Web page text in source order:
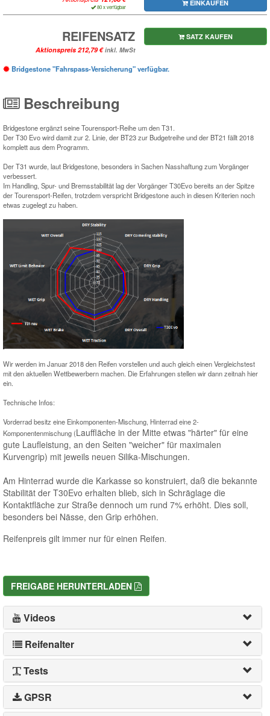
80 x verfügbar EINKAUFEN
REIFENSATZ
Aktionspreis inkl. MwSt
SATZ KAUFEN
Bridgestone "Fahrspass-Versicherung" verfügbar.
Beschreibung
Bridgestone ergänzt seine Tourensport-Reihe um den T31.
Der T30 Evo wird damit zur 2. Linie, der BT23 zur Budgetreihe und der BT21 fällt 2018
komplett aus dem Programm.
Der T31 wurde, laut Bridgestone, besonders in Sachen Nasshaftung zum Vorgänger
verbessert.
Im Handling, Spur- und Bremsstabilität lag der Vorgänger T30Evo bereits an der Spitze
der Tourensport-Reifen, trotzdem verspricht Bridgestone auch in diesen Kriterien noch
etwas zugelegt zu haben.
Wir werden im Januar 2018 den Reifen vorstellen und auch gleich einen Vergleichstest
mit den aktuellen Wettbewerbern machen. Die Erfahrungen stellen wir dann zeitnah hier
ein.
Technische Infos:
Vorderrad besitz eine Einkomponenten-Mischung, Hinterrad eine 2-
Komponentenmischung (Lauffläche in der Mitte etwas "härter" für eine
gute Laufleistung, an den Seiten "weicher" für maximalen
Kurvengrip) mit jeweils neuen Silika-Mischungen.
Am Hinterrad wurde die Karkasse so konstruiert, daß die bekannte
Stabilität der T30Evo erhalten blieb, sich in Schräglage die
Kontaktfläche zur Straße dennoch um rund 7% erhöht. Dies soll,
besonders bei Nässe, den Grip erhöhen.
Reifenpreis gilt immer nur für einen Reifen.
FREIGABE HERUNTERLADEN
Videos
Reifenalter
Tests
GPSR